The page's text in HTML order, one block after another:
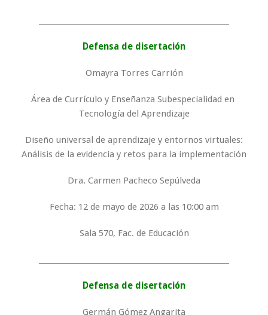
Defensa de disertación
Omayra Torres Carrión
Área de Currículo y Enseñanza Subespecialidad en
Tecnología del Aprendizaje
Diseño universal de aprendizaje y entornos virtuales:
Análisis de la evidencia y retos para la implementación
Dra. Carmen Pacheco Sepúlveda
Fecha: 12 de mayo de 2026 a las 10:00 am
Sala 570, Fac. de Educación
Defensa de disertación
Germán Gómez Angarita